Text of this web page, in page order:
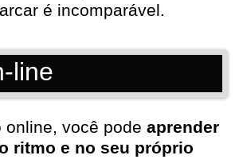
é incomparável.
line
online, você pode aprender
ritmo e no seu próprio